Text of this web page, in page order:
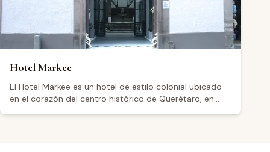
decoración del lugar y la atención recibida.
Hotel Markee
El Hotel Markee es un hotel de estilo colonial ubicado
en el corazón del centro histórico de Querétaro, en